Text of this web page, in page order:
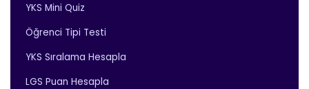
YKS Mini Quiz
Öğrenci Tipi Testi
YKS Sıralama Hesapla
LGS Puan Hesapla